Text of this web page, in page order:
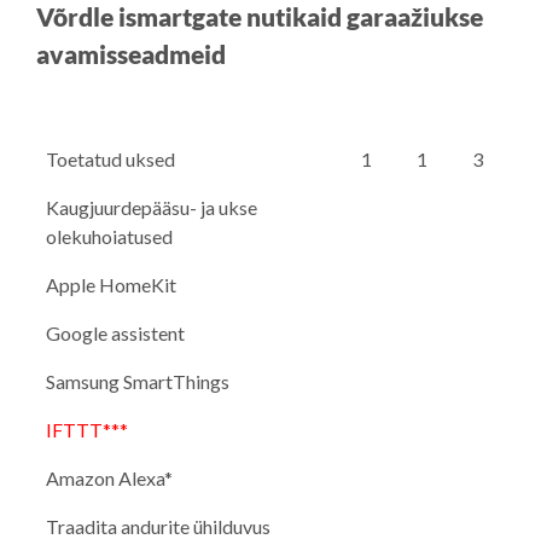
Võrdle ismartgate nutikaid garaažiukse
avamisseadmeid
Toetatud uksed 1 1 3
Kaugjuurdepääsu- ja ukse
olekuhoiatused
Apple HomeKit
Google assistent
Samsung SmartThings
IFTTT***
Amazon Alexa*
Traadita andurite ühilduvus